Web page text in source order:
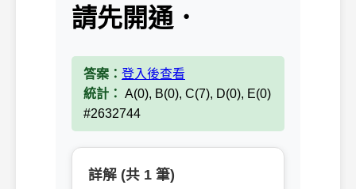
請先開通．
答案： 登入後查看
統計： A(0), B(0), C(7), D(0), E(0)
#2632744
詳解 (共 1 筆)